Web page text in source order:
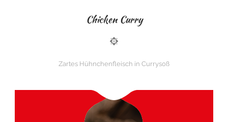
Chicken Curry
Zartes Hühnchenfleisch in Currysoß